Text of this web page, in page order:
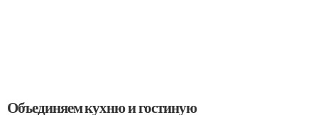
Объединяем кухню и гостиную